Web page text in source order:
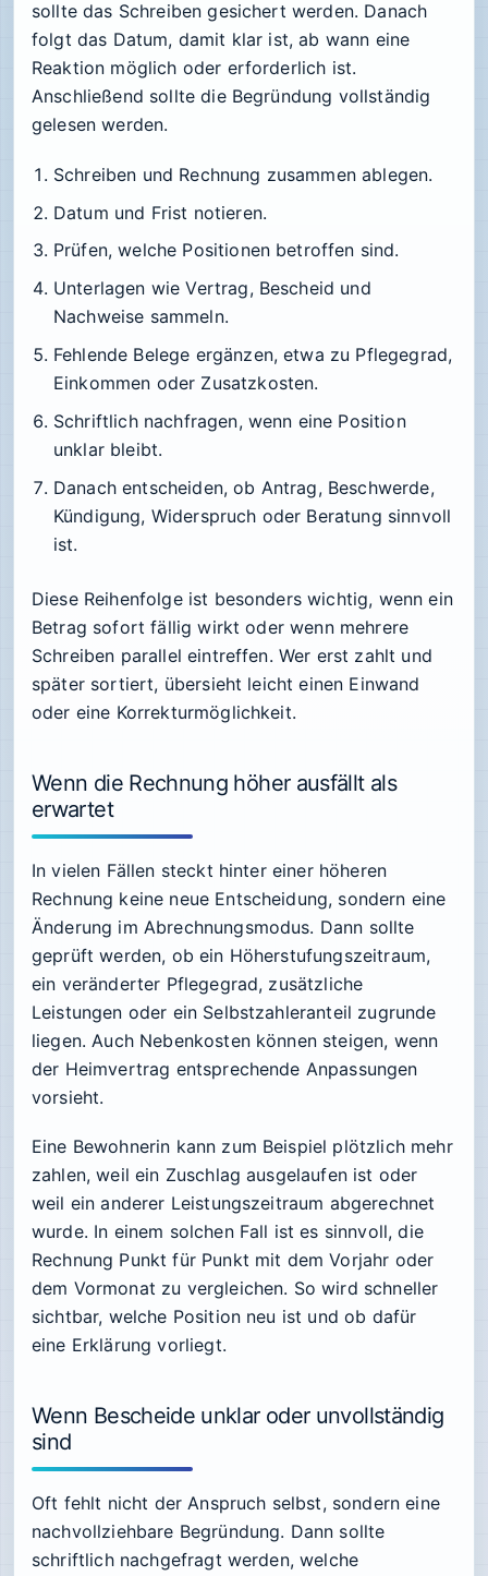
sollte das Schreiben gesichert werden. Danach
folgt das Datum, damit klar ist, ab wann eine
Reaktion möglich oder erforderlich ist.
Anschließend sollte die Begründung vollständig
gelesen werden.
Schreiben und Rechnung zusammen ablegen.
Datum und Frist notieren.
Prüfen, welche Positionen betroffen sind.
Unterlagen wie Vertrag, Bescheid und
Nachweise sammeln.
Fehlende Belege ergänzen, etwa zu Pflegegrad,
Einkommen oder Zusatzkosten.
Schriftlich nachfragen, wenn eine Position
unklar bleibt.
Danach entscheiden, ob Antrag, Beschwerde,
Kündigung, Widerspruch oder Beratung sinnvoll
ist.
Diese Reihenfolge ist besonders wichtig, wenn ein
Betrag sofort fällig wirkt oder wenn mehrere
Schreiben parallel eintreffen. Wer erst zahlt und
später sortiert, übersieht leicht einen Einwand
oder eine Korrekturmöglichkeit.
Wenn die Rechnung höher ausfällt als
erwartet
In vielen Fällen steckt hinter einer höheren
Rechnung keine neue Entscheidung, sondern eine
Änderung im Abrechnungsmodus. Dann sollte
geprüft werden, ob ein Höherstufungszeitraum,
ein veränderter Pflegegrad, zusätzliche
Leistungen oder ein Selbstzahleranteil zugrunde
liegen. Auch Nebenkosten können steigen, wenn
der Heimvertrag entsprechende Anpassungen
vorsieht.
Eine Bewohnerin kann zum Beispiel plötzlich mehr
zahlen, weil ein Zuschlag ausgelaufen ist oder
weil ein anderer Leistungszeitraum abgerechnet
wurde. In einem solchen Fall ist es sinnvoll, die
Rechnung Punkt für Punkt mit dem Vorjahr oder
dem Vormonat zu vergleichen. So wird schneller
sichtbar, welche Position neu ist und ob dafür
eine Erklärung vorliegt.
Wenn Bescheide unklar oder unvollständig
sind
Oft fehlt nicht der Anspruch selbst, sondern eine
nachvollziehbare Begründung. Dann sollte
schriftlich nachgefragt werden, welche